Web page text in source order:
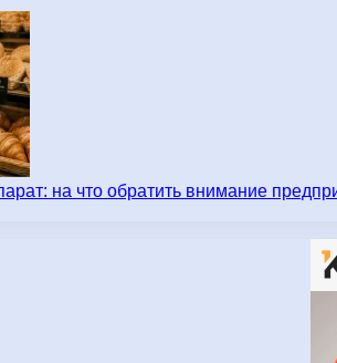
на что обратить внимание